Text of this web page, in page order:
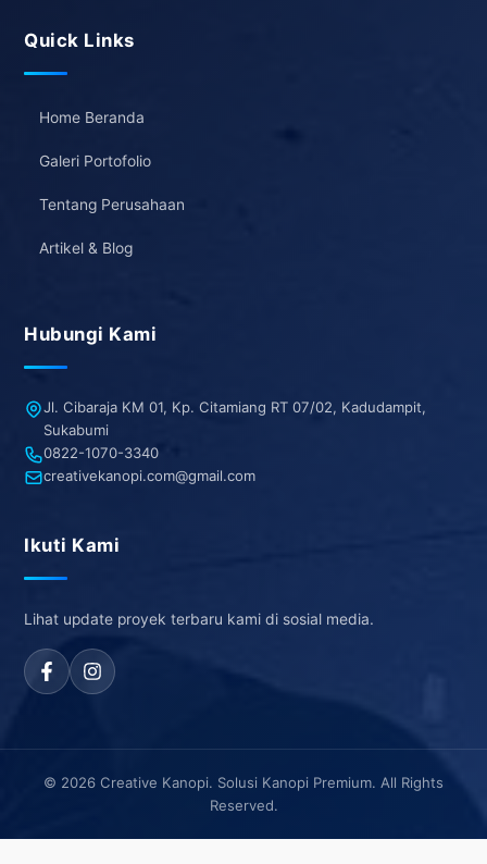
Quick Links
Home Beranda
Galeri Portofolio
Tentang Perusahaan
Artikel & Blog
Hubungi Kami
Jl. Cibaraja KM 01, Kp. Citamiang RT 07/02, Kadudampit,
Sukabumi
0822-1070-3340
creativekanopi.com@gmail.com
Ikuti Kami
Lihat update proyek terbaru kami di sosial media.
© 2026 Creative Kanopi. Solusi Kanopi Premium. All Rights
Reserved.